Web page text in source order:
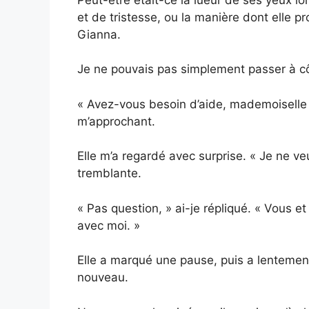
et de tristesse, ou la manière dont elle
Gianna.
Je ne pouvais pas simplement passer à
« Avez-vous besoin d’aide,
m’approchant.
Elle m’a regardé avec surprise. « Je ne
tremblante.
« Pas question, » ai-je répliqué. « Vous
avec moi. »
Elle a marqué une pause, puis a
nouveau.